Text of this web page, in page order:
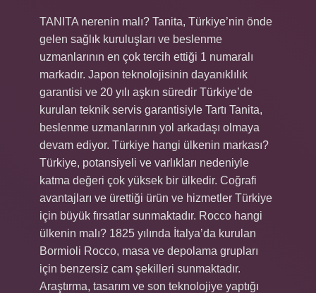
TANITA nerenin malı? Tanita, Türkiye’nin önde
gelen sağlık kuruluşları ve beslenme
uzmanlarının en çok tercih ettiği 1 numaralı
markadır. Japon teknolojisinin dayanıklılık
garantisi ve 20 yılı aşkın süredir Türkiye’de
kurulan teknik servis garantisiyle Tartı Tanita,
beslenme uzmanlarının yol arkadaşı olmaya
devam ediyor. Türkiye hangi ülkenin markası?
Türkiye, potansiyeli ve varlıkları nedeniyle
katma değeri çok yüksek bir ülkedir. Coğrafi
avantajları ve ürettiği ürün ve hizmetler Türkiye
için büyük fırsatlar sunmaktadır. Rocco hangi
ülkenin malı? 1825 yılında İtalya’da kurulan
Bormioli Rocco, masa ve depolama grupları
için benzersiz cam şekilleri sunmaktadır.
Araştırma, tasarım ve son teknolojiye yaptığı